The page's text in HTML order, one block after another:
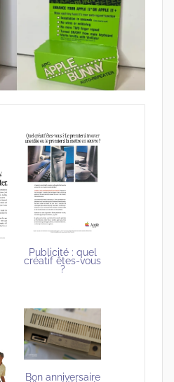
Publicité : quel
créatif êtes-vous
?
Bon anniversaire